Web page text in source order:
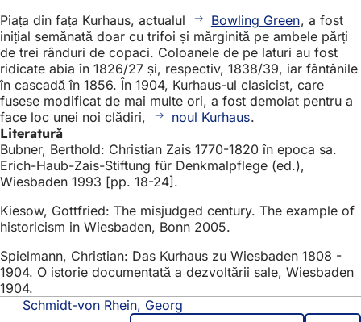
Piața din fața Kurhaus, actualul
Bowling Green, a fost
inițial semănată doar cu trifoi și mărginită pe ambele părți
de trei rânduri de copaci. Coloanele de pe laturi au fost
ridicate abia în 1826/27 și, respectiv, 1838/39, iar fântânile
în cascadă în 1856. În 1904, Kurhaus-ul clasicist, care
fusese modificat de mai multe ori, a fost demolat pentru a
face loc unei noi clădiri,
noul Kurhaus.
Literatură
Bubner, Berthold: Christian Zais 1770-1820 în epoca sa.
Erich-Haub-Zais-Stiftung für Denkmalpflege (ed.),
Wiesbaden 1993 [pp. 18-24].
Kiesow, Gottfried: The misjudged century. The example of
historicism in Wiesbaden, Bonn 2005.
Spielmann, Christian: Das Kurhaus zu Wiesbaden 1808 -
1904. O istorie documentată a dezvoltării sale, Wiesbaden
1904.
Schmidt-von Rhein, Georg